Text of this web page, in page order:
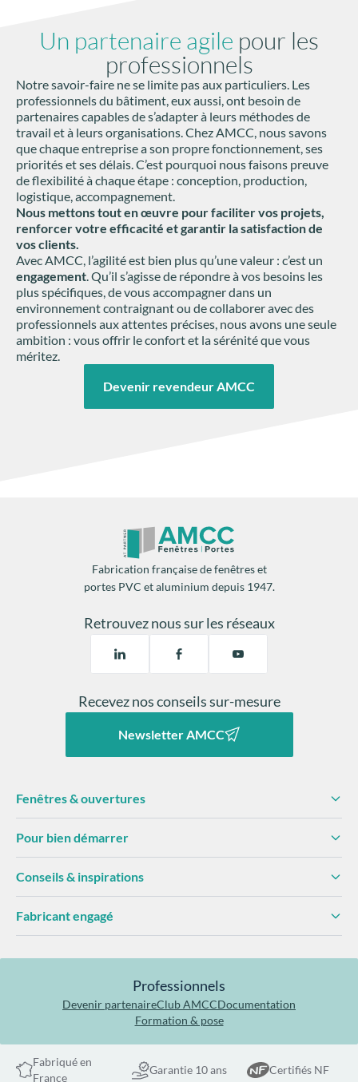
Un partenaire agile pour les
professionnels
Notre savoir-faire ne se limite pas aux particuliers. Les
professionnels du bâtiment, eux aussi, ont besoin de
partenaires capables de s’adapter à leurs méthodes de
travail et à leurs organisations. Chez AMCC, nous savons
que chaque entreprise a son propre fonctionnement, ses
priorités et ses délais. C’est pourquoi nous faisons preuve
de flexibilité à chaque étape : conception, production,
logistique, accompagnement.
Nous mettons tout en œuvre pour faciliter vos projets,
renforcer votre efficacité et garantir la satisfaction de
vos clients.
Avec AMCC, l’agilité est bien plus qu’une valeur : c’est un
engagement . Qu’il s’agisse de répondre à vos besoins les
plus spécifiques, de vous accompagner dans un
environnement contraignant ou de collaborer avec des
professionnels aux attentes précises, nous avons une seule
ambition : vous offrir le confort et la sérénité que vous
méritez.
Devenir revendeur AMCC
Fabrication française de fenêtres et
portes PVC et aluminium depuis 1947.
Retrouvez nous sur les réseaux
Recevez nos conseils sur-mesure
Newsletter AMCC
Fenêtres & ouvertures
Pour bien démarrer
Conseils & inspirations
Fabricant engagé
Professionnels
Devenir partenaireClub AMCCDocumentation
Formation & pose
Fabriqué en
France
Garantie 10 ans Certifiés NF